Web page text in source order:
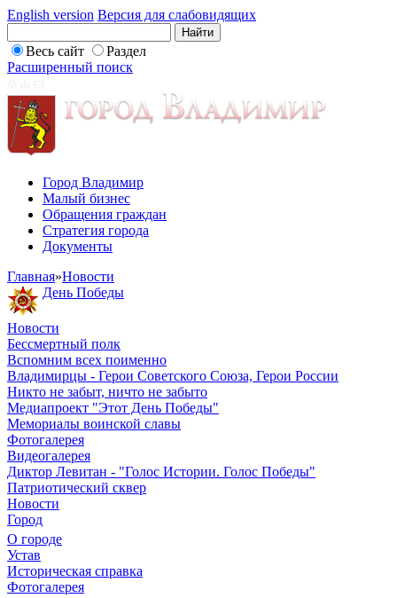
English version Версия для слабовидящих
Весь сайт
Раздел
Расширенный поиск
Город Владимир
Малый бизнес
Обращения граждан
Стратегия города
Документы
Главная»Новости
День Победы
Новости
Бессмертный полк
Вспомним всех поименно
Владимирцы - Герои Советского Союза, Герои России
Никто не забыт, ничто не забыто
Медиапроект "Этот День Победы"
Мемориалы воинской славы
Фотогалерея
Видеогалерея
Диктор Левитан - "Голос Истории. Голос Победы"
Патриотический сквер
Новости
Город
О городе
Устав
Историческая справка
Фотогалерея